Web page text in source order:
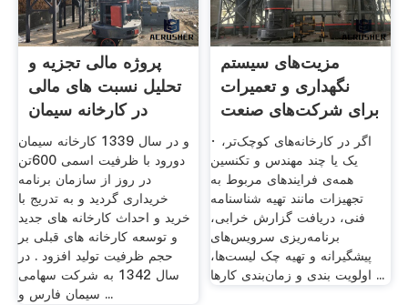
پروژه مالی تجزیه و
تحلیل نسبت های مالی
در كارخانه سيمان
و در سال 1339 کارخانه سیمان
دورود با ظرفیت اسمی 600تن
در روز از سازمان برنامه
خریداری گردید و به تدریج با
خرید و احداث کارخانه های جدید
و توسعه کارخانه های قبلی بر
حجم ظرفیت تولید افزود . در
سال 1342 به شرکت سهامی
سیمان فارس و ...
مزیت‌های سیستم
نگهداری و تعمیرات
برای شرکت‌های صنعت
· اگر در کارخانه‌های کوچک‌تر،
یک یا چند مهندس و تکنسین
همه‌ی فرایندهای مربوط به
تجهیزات مانند تهیه شناسنامه
فنی، دریافت گزارش خرابی،
برنامه‌ریزی سرویس‌های
پیشگیرانه و تهیه چک لیست‌ها،
اولویت بندی و زمان‌بندی کارها ...